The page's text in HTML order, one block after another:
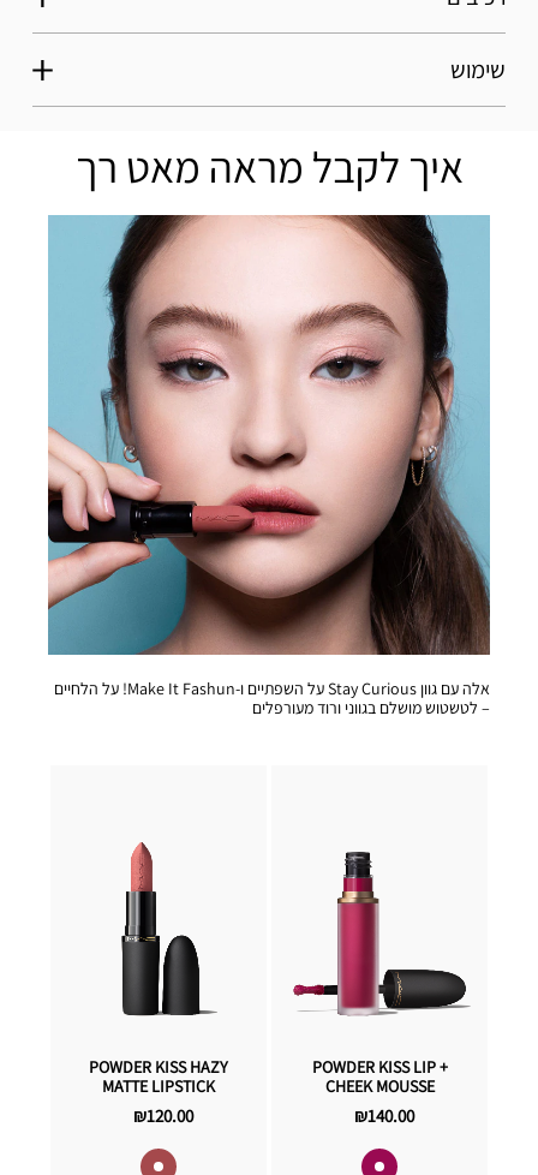
שימוש
איך לקבל מראה מאט רך
אלה עם גוון Stay Curious על השפתיים ו-Make It Fashun! על הלחיים
– לטשטוש מושלם בגווני ורוד מעורפלים
POWDER KISS HAZY
MATTE LIPSTICK
₪120.00
POWDER KISS LIP +
CHEEK MOUSSE
₪140.00